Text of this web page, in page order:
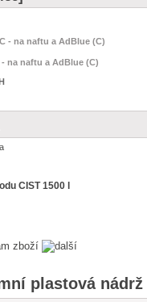
- na naftu a AdBlue (C)
CIST 1500 l
plastová